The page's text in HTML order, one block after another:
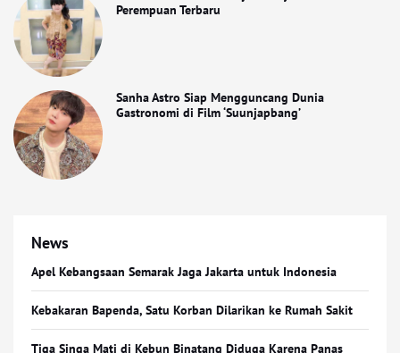
Perempuan Terbaru
Sanha Astro Siap Mengguncang Dunia
Gastronomi di Film ‘Suunjapbang’
News
Apel Kebangsaan Semarak Jaga Jakarta untuk Indonesia
Kebakaran Bapenda, Satu Korban Dilarikan ke Rumah Sakit
Tiga Singa Mati di Kebun Binatang Diduga Karena Panas